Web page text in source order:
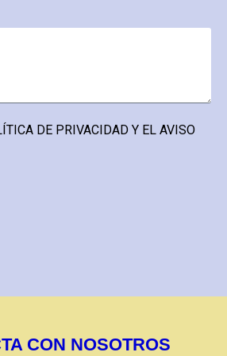
DE PRIVACIDAD Y EL AVISO
CON NOSOTROS